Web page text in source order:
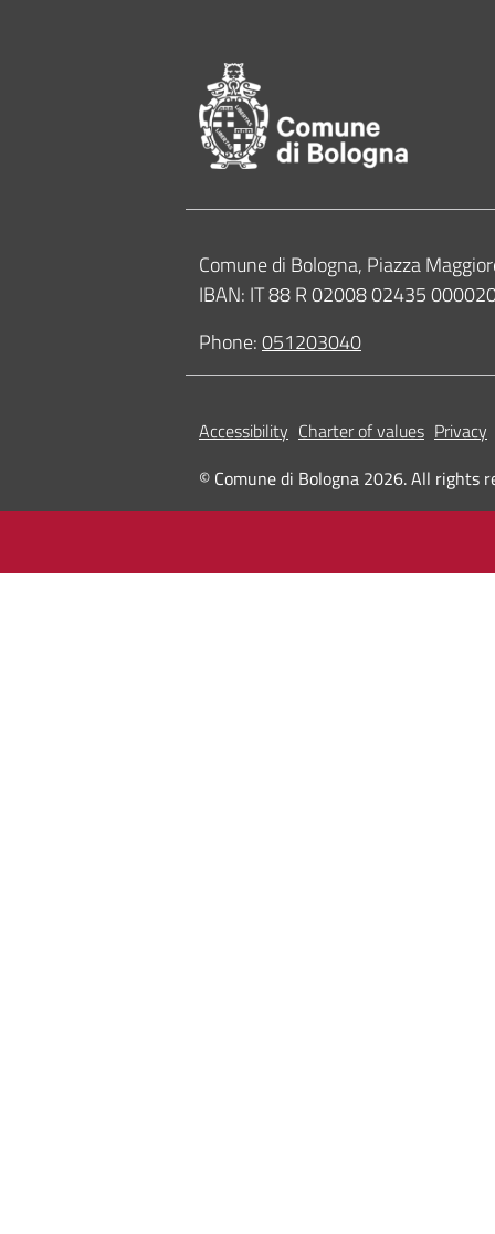
Contacts
Comune di Bologna, Piazza
IBAN: IT 88 R 02008 02435
Phone:051203040
Accessibility Charter of values Privacy
© Comune di Bologna 2026. All rights